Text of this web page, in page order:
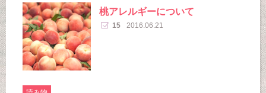
桃アレルギーについて
15 2016.06.21